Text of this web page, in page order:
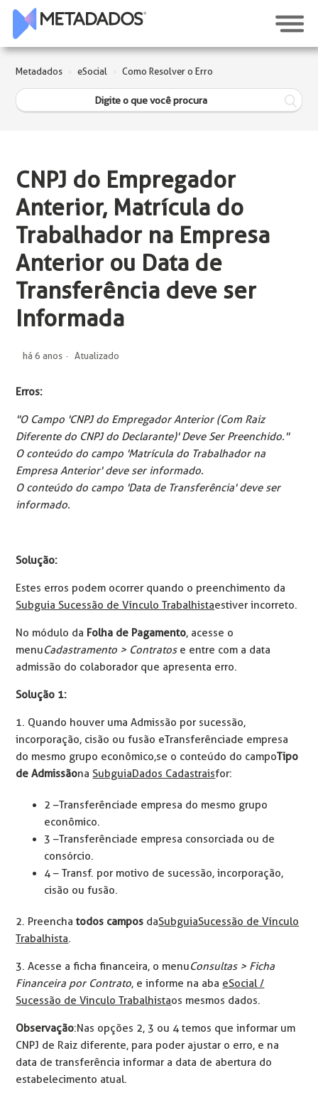
Metadados eSocial Como Resolver o Erro
CNPJ do Empregador
Anterior, Matrícula do
Trabalhador na Empresa
Anterior ou Data de
Transferência deve ser
Informada
há 6 anos Atualizado
Erros:
"O Campo 'CNPJ do Empregador Anterior (Com Raiz
Diferente do CNPJ do Declarante)' Deve Ser Preenchido."
O conteúdo do campo 'Matrícula do Trabalhador na
Empresa Anterior' deve ser informado.
O conteúdo do campo 'Data de Transferência' deve ser
informado.
Solução:
Estes erros podem ocorrer quando o preenchimento da
Subguia Sucessão de Vínculo Trabalhistaestiver incorreto.
No módulo da Folha de Pagamento, acesse o
menuCadastramento > Contratose entre com a data
admissão do colaborador que apresenta erro.
Solução 1:
1. Quando houver uma Admissão por sucessão,
incorporação, cisão ou fusão e Transferência de empresa
do mesmo grupo econômico, se o conteúdo do campoTipo
de Admissãona Subguia Dados Cadastraisfor:
2 – Transferência de empresa do mesmo grupo
econômico.
3 – Transferência de empresa consorciada ou de
consórcio.
4 – Transf. por motivo de sucessão, incorporação,
cisão ou fusão.
2. Preenchatodos campos daSubguia Sucessão de Vínculo
Trabalhista.
3. Acesse a ficha financeira, o menuConsultas > Ficha
Financeira por Contrato, e informe na aba eSocial /
Sucessão de Vinculo Trabalhistaos mesmos dados.
Observação: Nas opções 2, 3 ou 4 temos que informar um
CNPJ de Raiz diferente, para poder ajustar o erro, e na
data de transferência informar a data de abertura do
estabelecimento atual.